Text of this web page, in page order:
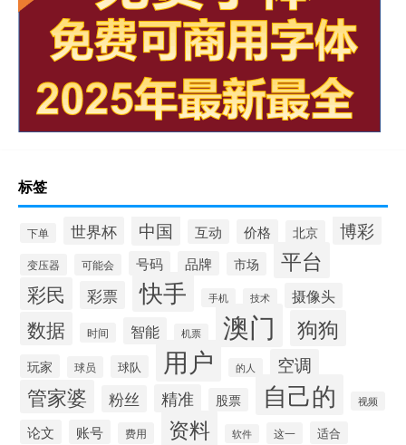
标签
下单 世界杯 中国 互动 价格 北京 博彩
变压器 可能会 号码 品牌 市场 平台
彩民 彩票 快手 手机 技术 摄像头
数据 时间 智能 机票 澳门 狗狗
玩家 球员 球队 用户 的人 空调
管家婆 粉丝 精准 股票 自己的 视频
论文 账号 费用 资料 软件 这一 适合